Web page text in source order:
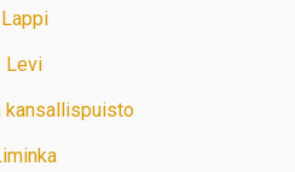
Lappi
Levi
kansallispuisto